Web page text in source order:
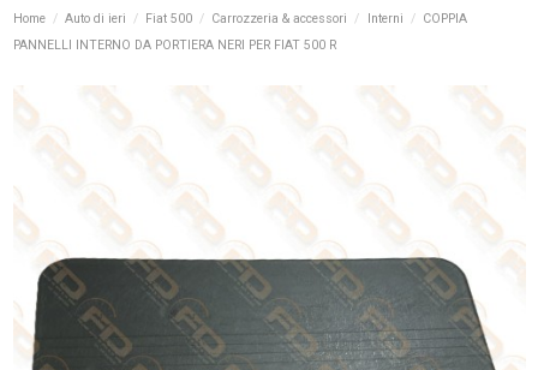
Home Auto di ieri Fiat 500 Carrozzeria & accessori Interni
COPPIA
PANNELLI INTERNO DA PORTIERA NERI PER FIAT 500 R